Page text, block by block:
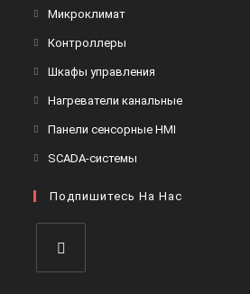
Микроклимат
Контроллеры
Шкафы управления
Нагреватели канальные
Панели сенсорные HMI
SCADA-системы
Подпишитесь На Нас